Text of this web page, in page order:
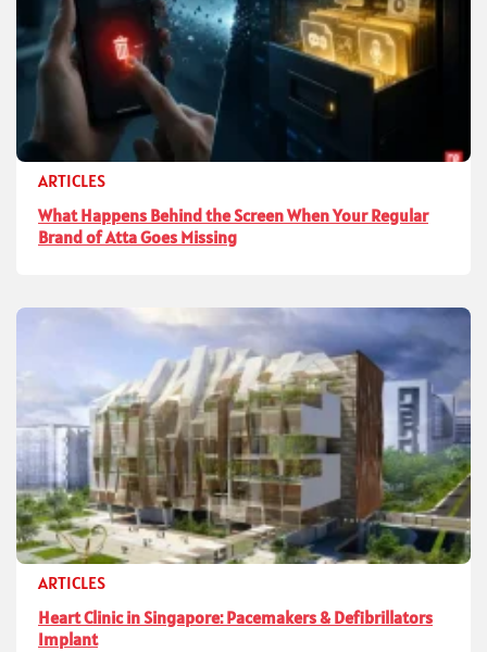
ARTICLES
What Happens Behind the Screen When Your Regular
Brand of Atta Goes Missing
ARTICLES
Heart Clinic in Singapore: Pacemakers & Defibrillators
Implant